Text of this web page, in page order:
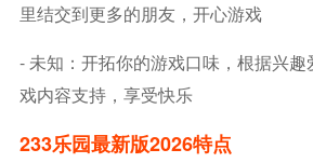
里结交到更多的朋友，开心游戏
- 未知：开拓你的游戏口味，根据兴
戏内容支持，享受快乐
233乐园最新版2026特点